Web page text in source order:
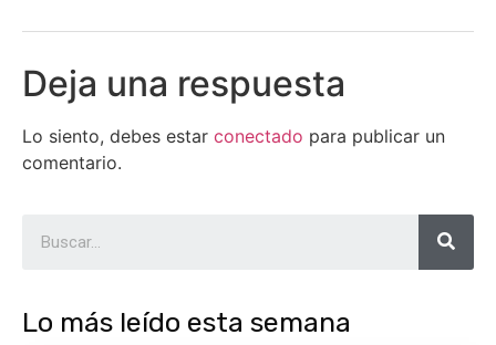
Deja una respuesta
Lo siento, debes estar conectado para publicar un
comentario.
Lo más leído esta semana